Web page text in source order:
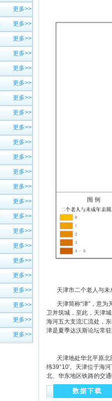
更多>>
更多>>
更多>>
更多>>
更多>>
更多>>
更多>>
更多>>
更多>>
更多>>
更多>>
更多>>
更多>>
更多>>
更多>>
更多>>
更多>>
更多>>
更多>>
更多>>
更多>>
更多>>
更多>>
天津市二个老人与未
天津简称“津”，意为
卫并筑城，至此，天津
海河五大支流汇流处，
津是夏季达沃斯论坛常驻
天津地处华北平原北
纬39°10'。天津位于海
北、华东地区铁路的交
数据下载